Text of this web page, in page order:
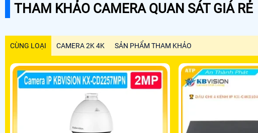
THAM KHẢO CAMERA QUAN SÁT GIÁ RẺ
CÙNG LOẠI CAMERA 2K 4K SẢN PHẨM THAM KHẢO